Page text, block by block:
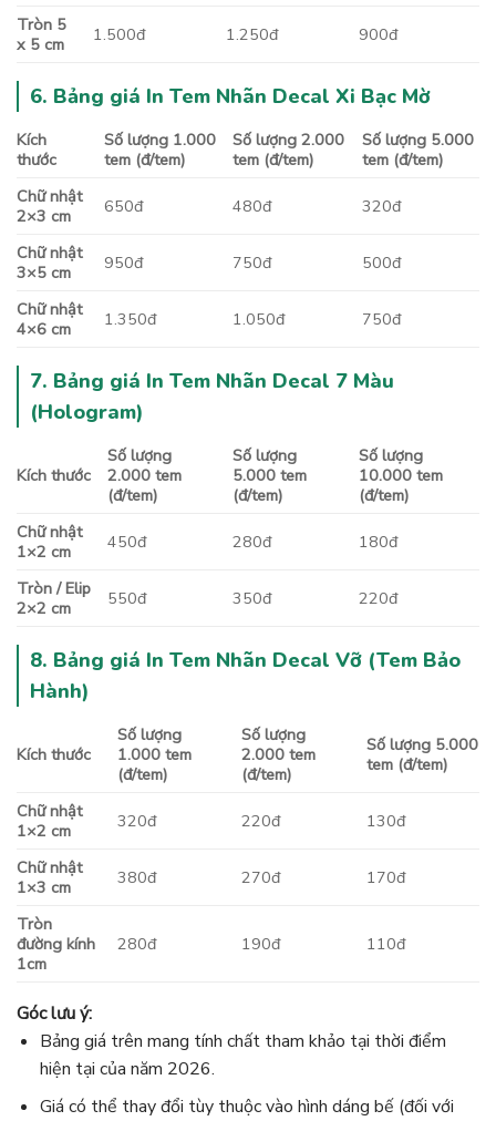
Tròn 5
x 5 cm
1.500đ 1.250đ 900đ
6. Bảng giá In Tem Nhãn Decal Xi Bạc Mờ
Kích
thước
Số lượng 1.000
tem (đ/tem)
Số lượng 2.000
tem (đ/tem)
Số lượng 5.000
tem (đ/tem)
Chữ nhật
2×3 cm
650đ 480đ 320đ
Chữ nhật
3×5 cm
950đ 750đ 500đ
Chữ nhật
4×6 cm
1.350đ 1.050đ 750đ
7. Bảng giá In Tem Nhãn Decal 7 Màu
(Hologram)
Kích thước
Số lượng
2.000 tem
(đ/tem)
Số lượng
5.000 tem
(đ/tem)
Số lượng
10.000 tem
(đ/tem)
Chữ nhật
1×2 cm
450đ 280đ 180đ
Tròn / Elip
2×2 cm
550đ 350đ 220đ
8. Bảng giá In Tem Nhãn Decal Vỡ (Tem Bảo
Hành)
Kích thước
Số lượng
1.000 tem
(đ/tem)
Số lượng
2.000 tem
(đ/tem)
Số lượng 5.000
tem (đ/tem)
Chữ nhật
1×2 cm
320đ 220đ 130đ
Chữ nhật
1×3 cm
380đ 270đ 170đ
Tròn
đường kính
1cm
280đ 190đ 110đ
Góc lưu ý:
Bảng giá trên mang tính chất tham khảo tại thời điểm
hiện tại của năm 2026.
Giá có thể thay đổi tùy thuộc vào hình dáng bế (đối với